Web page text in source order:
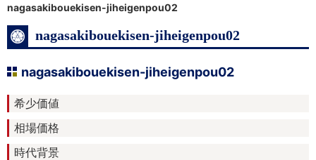
nagasakibouekisen-jiheigenpou02
nagasakibouekisen-jiheigenpou02
nagasakibouekisen-jiheigenpou02
希少価値
相場価格
時代背景